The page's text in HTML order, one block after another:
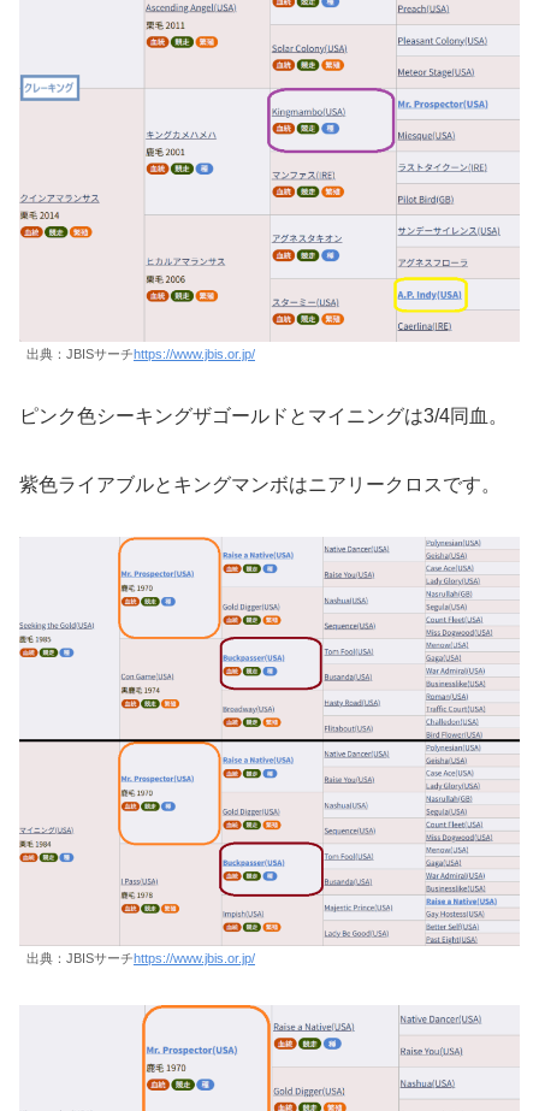
出典：JBISサーチhttps://www.jbis.or.jp/
ピンク色シーキングザゴールドとマイニングは3/4同血。
紫色ライアブルとキングマンボはニアリークロスです。
出典：JBISサーチhttps://www.jbis.or.jp/